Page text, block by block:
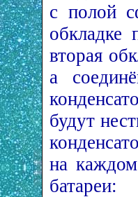
с полой
обкладке
вторая
а
будут
на
батареи: